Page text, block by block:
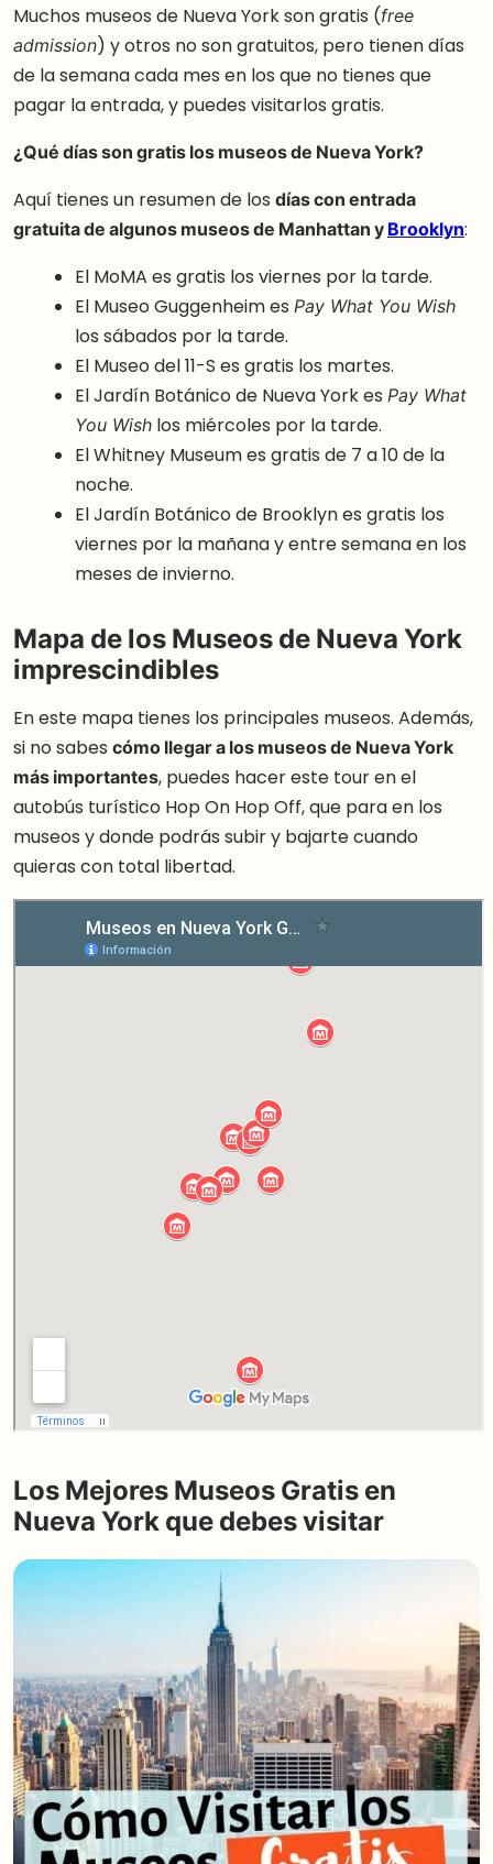
Muchos museos de Nueva York son gratis (free
admission) y otros no son gratuitos, pero tienen días
de la semana cada mes en los que no tienes que
pagar la entrada, y puedes visitarlos gratis.
¿Qué días son gratis los museos de Nueva York?
Aquí tienes un resumen de los días con entrada
gratuita de algunos museos de Manhattan yBrooklyn:
El MoMA es gratis los viernes por la tarde.
El Museo Guggenheim es Pay What You Wish
los sábados por la tarde.
El Museo del 11-S es gratis los martes.
El Jardín Botánico de Nueva York es Pay What
You Wish los miércoles por la tarde.
El Whitney Museum es gratis de 7 a 10 de la
noche.
El Jardín Botánico de Brooklyn es gratis los
viernes por la mañana y entre semana en los
meses de invierno.
Mapa de los Museos de Nueva York
imprescindibles
En este mapa tienes los principales museos. Además,
si no sabes cómo llegar a los museos de Nueva York
más importantes, puedes hacer este tour en el
autobús turístico Hop On Hop Off, que para en los
museos y donde podrás subir y bajarte cuando
quieras con total libertad.
Los Mejores Museos Gratis en
Nueva York que debes visitar